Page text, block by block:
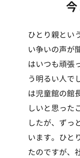
ひとり親とい
い争いの声が
はいつも頑張
う明るい人で
は児童館の館
しいと思った
したが、ずっ
います。ひと
たのですが、